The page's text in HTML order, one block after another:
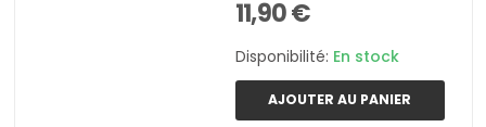
11,90 €
Disponibilité: En stock
AJOUTER AU PANIER